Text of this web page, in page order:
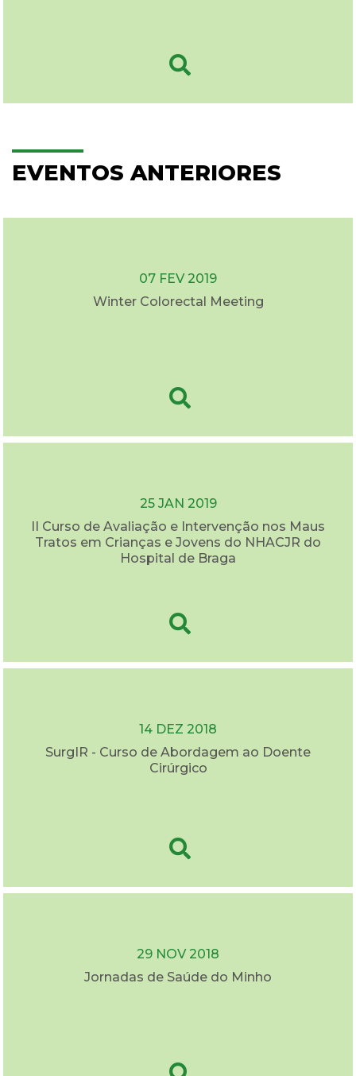
EVENTOS ANTERIORES
07 FEV 2019
Winter Colorectal Meeting
25 JAN 2019
II Curso de Avaliação e Intervenção nos Maus
Tratos em Crianças e Jovens do NHACJR do
Hospital de Braga
14 DEZ 2018
SurgIR - Curso de Abordagem ao Doente
Cirúrgico
29 NOV 2018
Jornadas de Saúde do Minho